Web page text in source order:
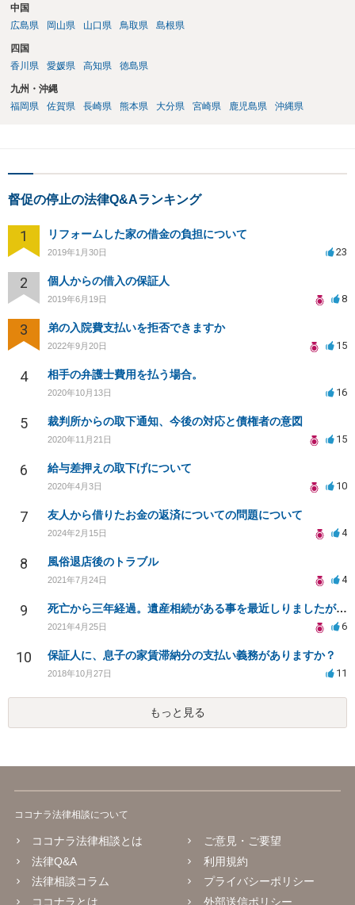
中国
広島県
岡山県 山口県 鳥取県 島根県
四国
香川県
愛媛県 高知県 徳島県
九州・沖縄
福岡県
佐賀県 長崎県 熊本県 大分県 宮崎県 鹿児島県 沖縄県
督促の停止の法律Q&Aランキング
1 リフォームした家の借金の負担について
2019年1月30日 23
2 個人からの借入の保証人
2019年6月19日 8
3 弟の入院費支払いを拒否できますか
2022年9月20日 15
4 相手の弁護士費用を払う場合。
2020年10月13日 16
5 裁判所からの取下通知、今後の対応と債権者の意図
2020年11月21日 15
6 給与差押えの取下げについて
2020年4月3日 10
7 友人から借りたお金の返済についての問題について
2024年2月15日 4
8 風俗退店後のトラブル
2021年7月24日 4
9 死亡から三年経過。遺産相続がある事を最近しりましたが放棄できますでしょうか？
2021年4月25日 6
10 保証人に、息子の家賃滞納分の支払い義務がありますか？
2018年10月27日 11
もっと見る
ココナラ法律相談について
ココナラ法律相談とは
法律Q&A
法律相談コラム
ココナラとは
ご意見・ご要望
利用規約
プライバシーポリシー
外部送信ポリシー